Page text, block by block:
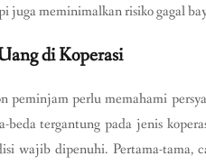
meminimalkan risiko gagal
di Koperasi
peminjam perlu memahami
beda tergantung pada jenis
wajib dipenuhi. Pertama-